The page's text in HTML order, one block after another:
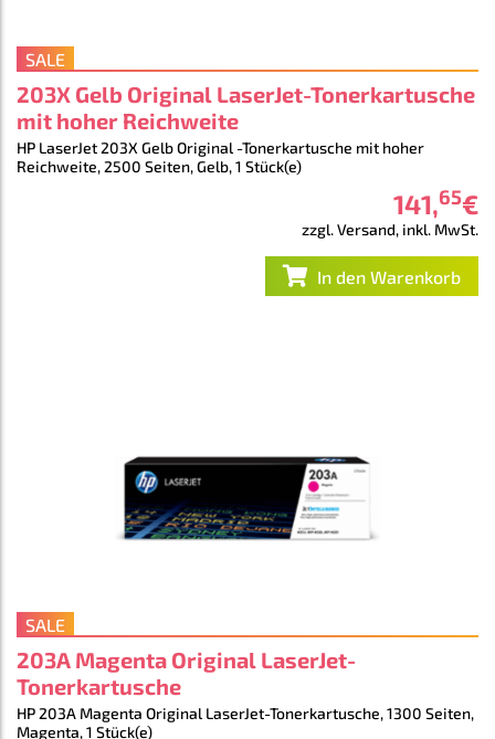
SALE
203X Gelb Original LaserJet-Tonerkartusche
mit hoher Reichweite
HP LaserJet 203X Gelb Original -Tonerkartusche mit hoher
Reichweite, 2500 Seiten, Gelb, 1 Stück(e)
141,65€
zzgl. Versand, inkl. MwSt.
In den Warenkorb
SALE
203A Magenta Original LaserJet-
Tonerkartusche
HP 203A Magenta Original LaserJet-Tonerkartusche, 1300 Seiten,
Magenta, 1 Stück(e)